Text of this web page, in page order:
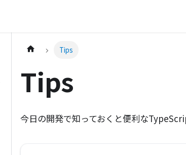
Tips
Tips
今日の開発で知っておくと便利な